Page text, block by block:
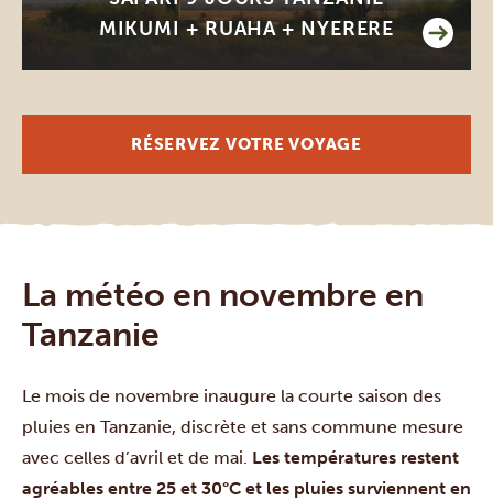
MIKUMI + RUAHA + NYERERE
RÉSERVEZ VOTRE VOYAGE
La météo en novembre en
Tanzanie
Le mois de novembre inaugure la courte saison des
pluies en Tanzanie, discrète et sans commune mesure
avec celles d’avril et de mai. Les températures restent
agréables entre 25 et 30°C et les pluies surviennent en